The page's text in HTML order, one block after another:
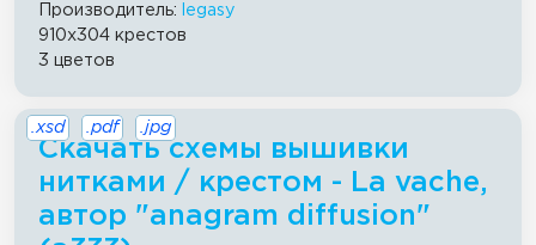
Производитель:
legasy
910x304 крестов
3 цветов
Скачать схемы вышивки
нитками / крестом - La vache,
автор "anagram diffusion"
.xsd .pdf .jpg